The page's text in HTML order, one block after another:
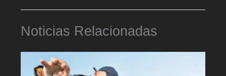
Noticias Relacionadas